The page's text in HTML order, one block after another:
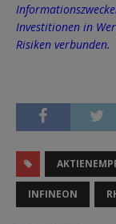
Investitionen in
Risiken verbunden.
INFINEON